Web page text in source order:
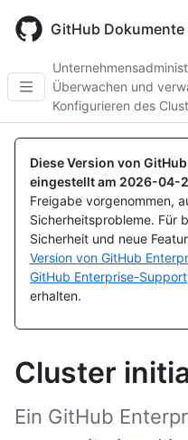
main
GitHub Dokumente
Überwachen und
Konfigurieren des
Diese Version von
eingestellt am 2026-04-
Freigabe vorgenommen,
Sicherheitsprobleme. Für
Sicherheit und neue
Version von GitHub
GitHub Enterprise-Support
erhalten.
Cluster
Ein GitHub